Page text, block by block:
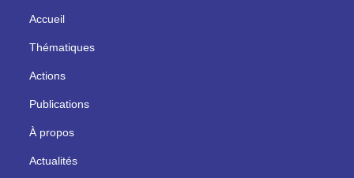
Accueil
Thématiques
Actions
Publications
À propos
Actualités